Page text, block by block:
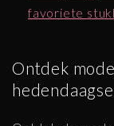
favoriete
Ontdek